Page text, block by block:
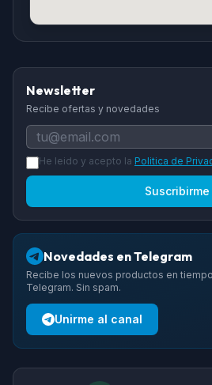
Newsletter
Recibe ofertas y novedades
He leido y acepto la Politica de
Suscribirme
Novedades en Telegram
Recibe los nuevos productos en
Telegram. Sin spam.
Unirme al canal